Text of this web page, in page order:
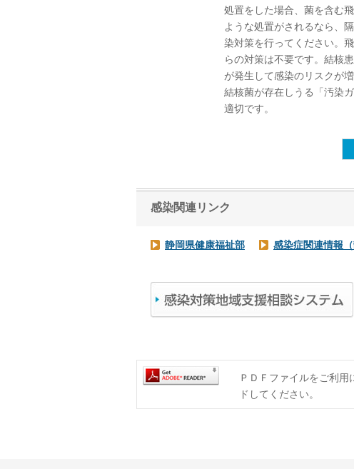
処置をした場合、菌を含む
ような処置がされるなら、
染対策を行ってください。
らの対策は不要です。結核
が発生して感染のリスクが増
結核菌が存在しうる「汚染
適切です。
感染関連リンク
静岡県健康福祉部 感染症関連情報（
ＰＤＦファイルをご利用
ドしてください。